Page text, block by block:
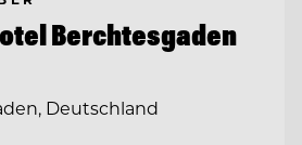
Berchtesgaden
Deutschland